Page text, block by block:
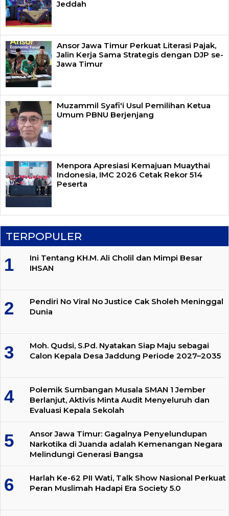
Jeddah
Ansor Jawa Timur Perkuat Literasi Pajak,
Jalin Kerja Sama Strategis dengan DJP se-
Jawa Timur
Muzammil Syafi'i Usul Pemilihan Ketua
Umum PBNU Berjenjang
Menpora Apresiasi Kemajuan Muaythai
Indonesia, IMC 2026 Cetak Rekor 514
Peserta
TERPOPULER
Ini Tentang KH.M. Ali Cholil dan Mimpi Besar
IHSAN
Pendiri No Viral No Justice Cak Sholeh Meninggal
Dunia
Moh. Qudsi, S.Pd. Nyatakan Siap Maju sebagai
Calon Kepala Desa Jaddung Periode 2027–2035
Polemik Sumbangan Musala SMAN 1 Jember
Berlanjut, Aktivis Minta Audit Menyeluruh dan
Evaluasi Kepala Sekolah
Ansor Jawa Timur: Gagalnya Penyelundupan
Narkotika di Juanda adalah Kemenangan Negara
Melindungi Generasi Bangsa
Harlah Ke-62 PII Wati, Talk Show Nasional Perkuat
Peran Muslimah Hadapi Era Society 5.0